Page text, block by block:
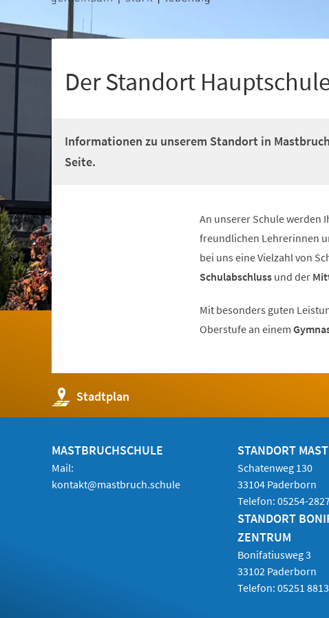
1
Der Standort
Informationen zu unserem Standort in
Seite.
An unserer Schule werden
freundlichen Lehrerinnen
bei uns eine Vielzahl von
Schulabschlussund der
Mit besonders guten
Oberstufe an einem
Stadtplan
(Öffnet
in
einem
Tab)
MASTBRUCHSCHULE
Mail:
kontakt@mastbruch.schule
STANDORT
Schatenweg 130
33104 Paderborn
Telefon:05254-
STANDORT
ZENTRUM
Bonifatiusweg 3
33102 Paderborn
Telefon:05251